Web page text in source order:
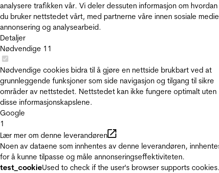
analysere trafikken vår. Vi deler dessuten informasjon om hvordan
du bruker nettstedet vårt, med partnerne våre innen sosiale
annonsering og analysearbeid.
Detaljer
Nødvendige 11
Nødvendige cookies bidra til å gjøre en nettside brukbart ved at
grunnleggende funksjoner som side navigasjon og tilgang til sikre
områder av nettstedet. Nettstedet kan ikke fungere optimalt uten
disse informasjonskapslene.
Google
1
Lær mer om denne leverandøren
Noen av dataene som innhentes av denne leverandøren,
for å kunne tilpasse og måle annonseringseffektiviteten.
test_cookieUsed to check if the user's browser supports